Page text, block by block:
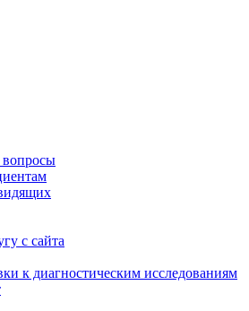
вопросы
с сайта
к диагностическим исследованиям